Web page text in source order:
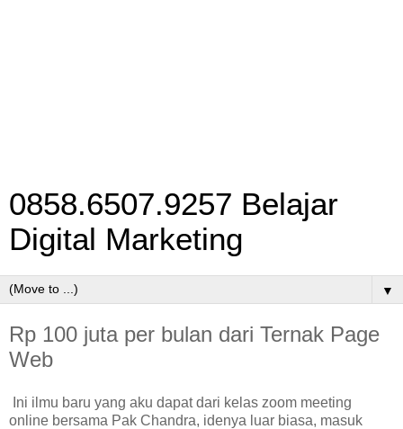
0858.6507.9257 Belajar
Digital Marketing
▼
Rp 100 juta per bulan dari Ternak Page
Web
Ini ilmu baru yang aku dapat dari kelas zoom meeting
online bersama Pak Chandra, idenya luar biasa, masuk